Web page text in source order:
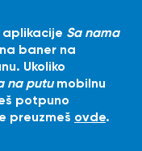
aplikacije Sa nama
baner na
Ukoliko
na putumobilnu
potpuno
preuzmeš ovde.